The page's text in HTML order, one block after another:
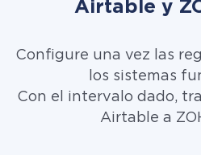
Airtable y
Configure una vez las
los sistemas
Con el intervalo dado,
Airtable a